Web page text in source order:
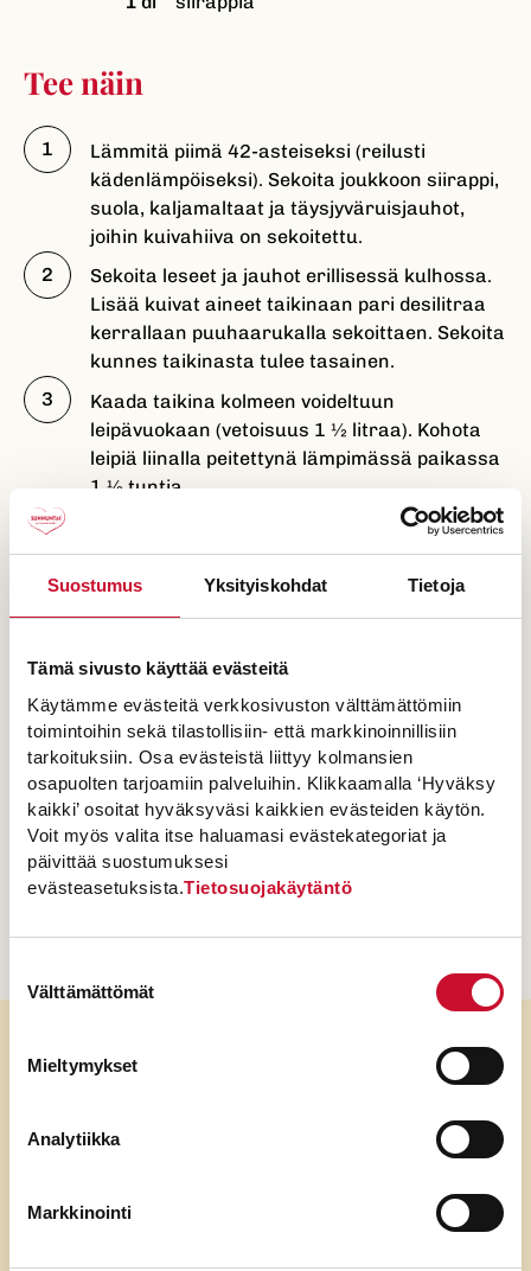
Suostumus Yksityiskohdat Tietoja
Tämä sivusto käyttää evästeitä
Käytämme evästeitä verkkosivuston välttämättömiin
toimintoihin sekä tilastollisiin- että markkinoinnillisiin
tarkoituksiin. Osa evästeistä liittyy kolmansien
osapuolten tarjoamiin palveluihin. Klikkaamalla ‘Hyväksy
kaikki’ osoitat hyväksyväsi kaikkien evästeiden käytön.
Voit myös valita itse haluamasi evästekategoriat ja
päivittää suostumuksesi
evästeasetuksista.Tietosuojakäytäntö
valinta
Välttämättömät
Mieltymykset
Analytiikka
Markkinointi
Tee näin
Lämmitä piimä 42-asteiseksi (reilusti
kädenlämpöiseksi). Sekoita joukkoon siirappi,
suola, kaljamaltaat ja täysjyväruisjauhot,
joihin kuivahiiva on sekoitettu.
Sekoita leseet ja jauhot erillisessä kulhossa.
Lisää kuivat aineet taikinaan pari desilitraa
kerrallaan puuhaarukalla sekoittaen. Sekoita
kunnes taikinasta tulee tasainen.
Kaada taikina kolmeen voideltuun
leipävuokaan (vetoisuus 1 ½ litraa). Kohota
leipiä liinalla peitettynä lämpimässä paikassa
1 ½ tuntia.
Paista leivät 175-asteisessa uunissa
alatasolla noin 1 ½–2 tuntia. Voitele leipien
pintaa paiston aikana muutamia kertoja
siirappiseoksella. Kumoa leivät heti uunista
JaaS
h
a
r
n
o
a
m
i
Tykkää L
k
e
0
t
i
m
Tulosta
Reseptissä käytetyt tuotteet